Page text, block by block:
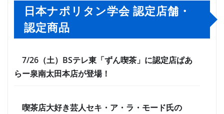
日本ナポリタン学会 認定店舗・
認定商品
7/26（土）BSテレ東「ずん喫茶」に認定店ぱあ
らー泉南太田本店が登場！
喫茶店大好き芸人セキ・ア・ラ・モード氏の